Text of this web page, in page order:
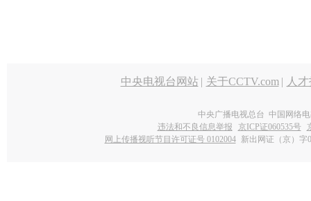
中央电视台网站 | 关于CCTV.com | 人
中央广播电视总台 中国网络
违法和不良信息举报
京ICP证060535号
网上传播视听节目许可证号 0102004 新出网证（京）